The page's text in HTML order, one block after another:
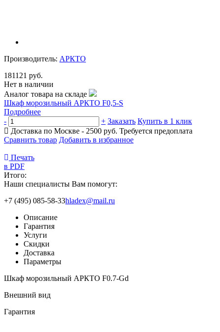
Производитель: АРКТО
181121 руб.
Нет в наличии
Аналог товара на складе
Шкаф морозильный АРКТО F0,5-S
Подробнее
-
+ Заказать Купить в 1 клик
Доставка по Москве - 2500 руб. Требуется предоплата
Сравнить товар Добавить в избранное
Печать
в PDF
Итого:
Наши специалисты Вам помогут:
+7 (495) 085-58-33hladex@mail.ru
Описание
Гарантия
Услуги
Скидки
Доставка
Параметры
Шкаф морозильный АРКТО F0.7-Gd
Внешний вид
Гарантия